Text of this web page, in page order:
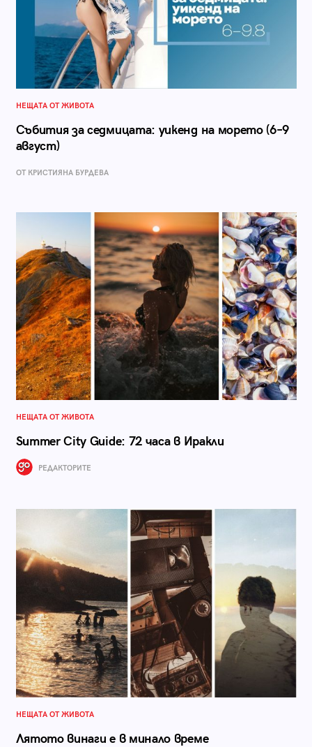
НЕЩАТА ОТ ЖИВОТА
Събития за седмицата: уикенд на морето (6–9
август)
ОТ КРИСТИЯНА БУРДЕВА
НЕЩАТА ОТ ЖИВОТА
Summer City Guide: 72 часа в Иракли
РЕДАКТОРИТЕ
НЕЩАТА ОТ ЖИВОТА
Лятото винаги е в минало време